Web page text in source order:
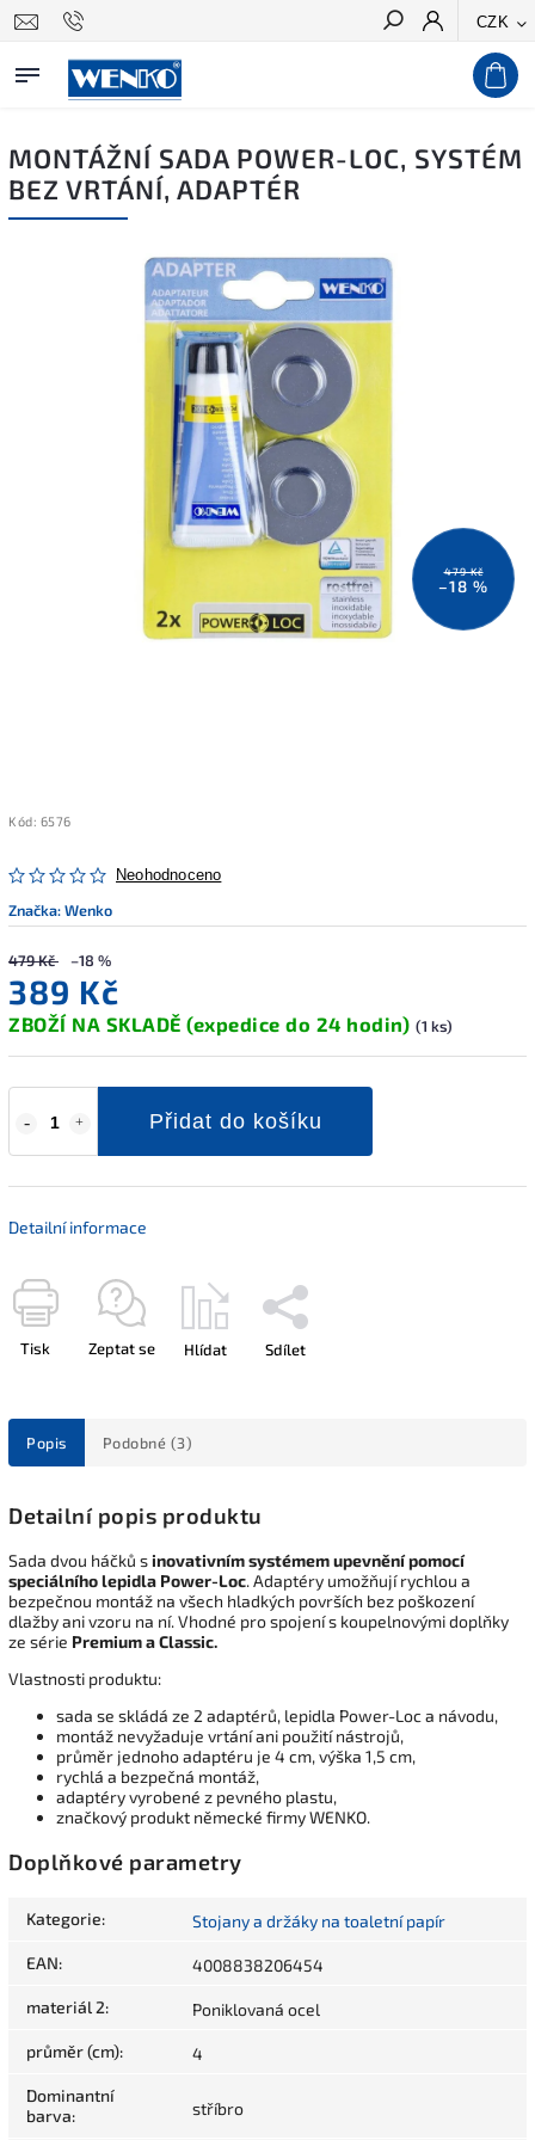
CZK
Hledat
MONTÁŽNÍ SADA POWER-LOC, SYSTÉM
BEZ VRTÁNÍ, ADAPTÉR
479 Kč
–18 %
Kód: 6576
Neohodnoceno
Značka:Wenko
479 Kč –18 %
389 Kč
ZBOŽÍ NA SKLADĚ (expedice do 24 hodin) (1 ks)
Přidat do košíku
Detailní informace
Tisk Zeptat se Hlídat Sdílet
Popis Podobné (3)
Detailní popis produktu
Sada dvou háčků sinovativním systémem upevnění pomocí
speciálního lepidla Power-Loc. Adaptéry umožňují rychlou a
bezpečnou montáž na všech hladkých površích bez poškození
dlažby ani vzoru na ní. Vhodné pro spojení s koupelnovými doplňky
ze série Premiuma Classic.
Vlastnosti produktu:
sada se skládá ze 2 adaptérů, lepidla Power-Loc a návodu,
montáž nevyžaduje vrtání ani použití nástrojů,
průměr jednoho adaptéru je 4 cm, výška 1,5 cm,
rychlá a bezpečná montáž,
adaptéry vyrobené z pevného plastu,
značkový produkt německé firmy WENKO.
Doplňkové parametry
Kategorie: Stojany a držáky na toaletní papír
EAN: 4008838206454
materiál 2: Poniklovaná ocel
průměr (cm): 4
Dominantní
barva: stříbro